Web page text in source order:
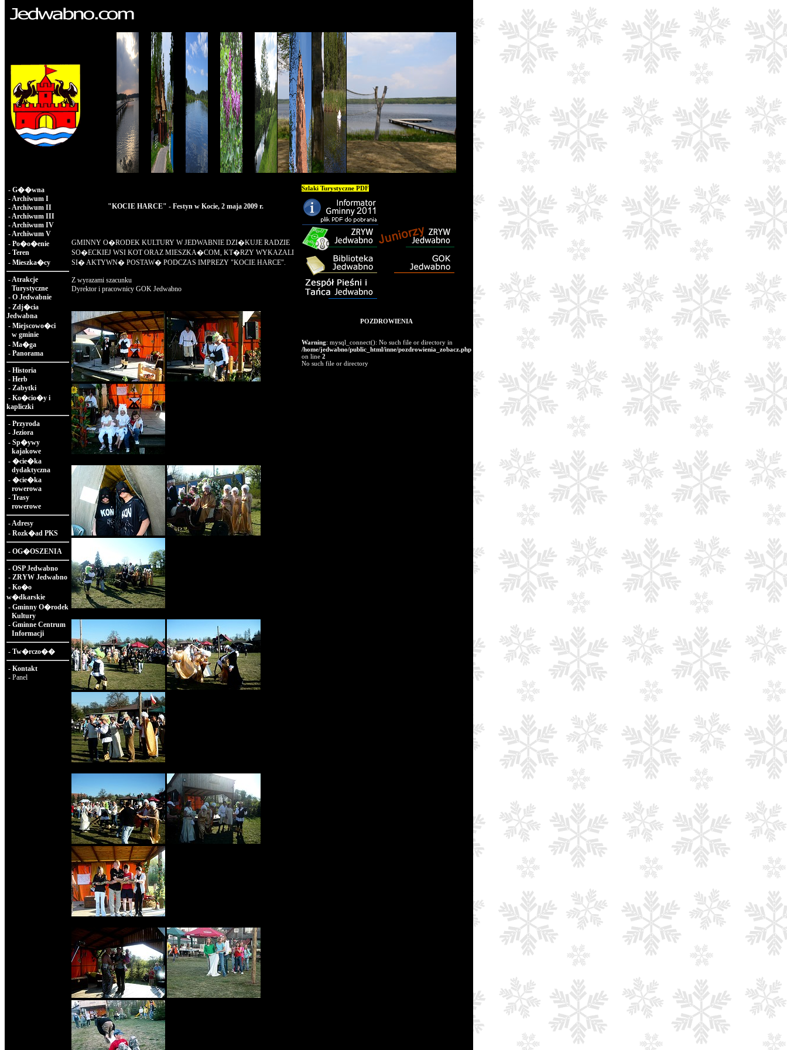
- G��wna
-Archiwum I
-Archiwum II
-Archiwum III
-Archiwum IV
-Archiwum V
- Po�o�enie
- Teren
- Mieszka�cy
-Atrakcje
Turystyczne
- O Jedwabnie
- Zdj�cia
Jedwabna
- Miejscowo�ci
w gminie
- Ma�ga
- Panorama
- Historia
- Herb
- Zabytki
- Ko�cio�y i
kapliczki
- Przyroda
- Jeziora
- Sp�ywy
kajakowe
- �cie�ka
dydaktyczna
- �cie�ka
rowerowa
- Trasy
rowerowe
-Adresy
- Rozk�ad PKS
- OG�OSZENIA
- OSP Jedwabno
- ZRYW Jedwabno
- Ko�o
w�dkarskie
- Gminny O�rodek
Kultury
- Gminne Centrum
Informacji
- Tw�rczo��
- Kontakt
- Panel
"KOCIE HARCE" - Festyn w Kocie, 2 maja 2009 r.
GMINNY O�RODEK KULTURY W JEDWABNIE DZI�KUJE RADZIE
SO�ECKIEJ WSI KOT ORAZ MIESZKA�COM, KT�RZY WYKAZALI
SI� AKTYWN� POSTAW� PODCZAS IMPREZY "KOCIE HARCE".
Z wyrazami szacunku
Dyrektor i pracownicy GOK Jedwabno
Szlaki Turystyczne PDF
POZDROWIENIA
Warning: mysql_connect(): No such file or directory in
/home/jedwabno/public_html/inne/pozdrowienia_zobacz.php
on line 2
No such file or directory